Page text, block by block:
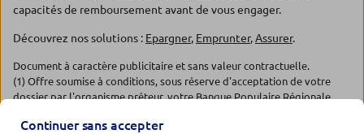
capacités de remboursement avant de vous engager.
Découvrez nos solutions : Epargner, Emprunter,Assurer.
Document à caractère publicitaire et sans valeur contractuelle.
(1) Offre soumise à conditions, sous réserve d'acceptation de votre
dossier par l'organisme prêteur, votre Banque Populaire Régionale.
légal de rétractation. Pour les crédits immobiliers, l'emprunteur
Continuer sans accepter